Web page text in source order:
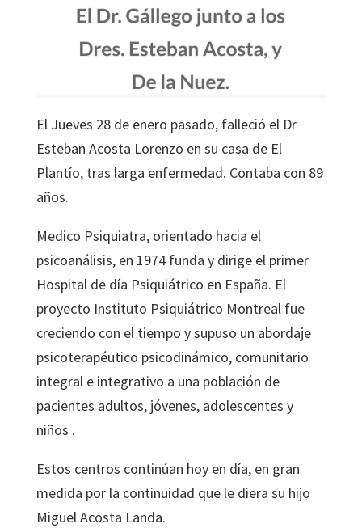
El Jueves 28 de enero pasado, falleció el Dr
Esteban Acosta Lorenzo en su casa de El
Plantío, tras larga enfermedad. Contaba con 89
años.
Medico Psiquiatra, orientado hacia el
psicoanálisis, en 1974 funda y dirige el primer
Hospital de día Psiquiátrico en España. El
proyecto Instituto Psiquiátrico Montreal fue
creciendo con el tiempo y supuso un abordaje
psicoterapéutico psicodinámico, comunitario
integral e integrativo a una población de
pacientes adultos, jóvenes, adolescentes y
niños .
Estos centros continúan hoy en día, en gran
medida por la continuidad que le diera su hijo
Miguel Acosta Landa.